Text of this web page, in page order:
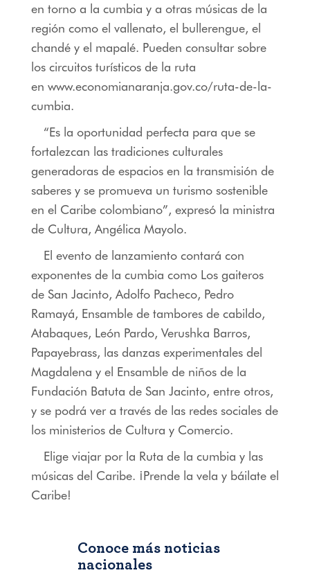
en torno a la cumbia y a otras músicas de la
región como el vallenato, el bullerengue, el
chandé y el mapalé. Pueden consultar sobre
los circuitos turísticos de la ruta
en www.economianaranja.gov.co/ruta-de-la-
cumbia.
“Es la oportunidad perfecta para que se
fortalezcan las tradiciones culturales
generadoras de espacios en la transmisión de
saberes y se promueva un turismo sostenible
en el Caribe colombiano”, expresó la ministra
de Cultura, Angélica Mayolo.
El evento de lanzamiento contará con
exponentes de la cumbia como Los gaiteros
de San Jacinto, Adolfo Pacheco, Pedro
Ramayá, Ensamble de tambores de cabildo,
Atabaques, León Pardo, Verushka Barros,
Papayebrass, las danzas experimentales del
Magdalena y el Ensamble de niños de la
Fundación Batuta de San Jacinto, entre otros,
y se podrá ver a través de las redes sociales de
los ministerios de Cultura y Comercio.
Elige viajar por la Ruta de la cumbia y las
músicas del Caribe. ¡Prende la vela y báilate el
Caribe!
Conoce más noticias
nacionales